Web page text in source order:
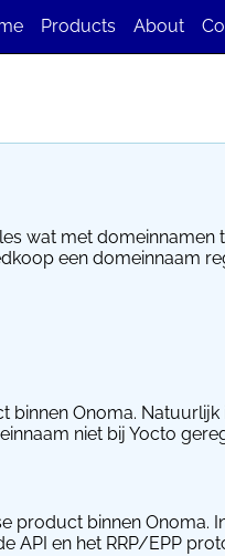
Products About
wat met domeinnamen
een domeinnaam
binnen Onoma.
niet bij Yocto
product binnen Onoma.
API en het RRP/EPP